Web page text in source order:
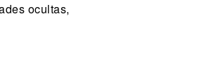
ocultas,